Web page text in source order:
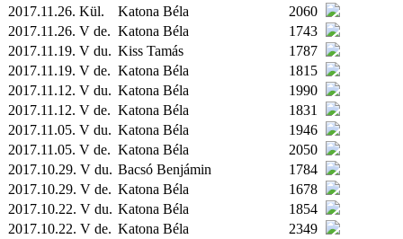
2017.11.26. Kül. Katona Béla
2060
2017.11.26. V de. Katona Béla
1743
2017.11.19. V du. Kiss Tamás
1787
2017.11.19. V de. Katona Béla
1815
2017.11.12. V du. Katona Béla
1990
2017.11.12. V de. Katona Béla
1831
2017.11.05. V du. Katona Béla
1946
2017.11.05. V de. Katona Béla
2050
2017.10.29. V du. Bacsó Benjámin
1784
2017.10.29. V de. Katona Béla
1678
2017.10.22. V du. Katona Béla
1854
2017.10.22. V de. Katona Béla
2349